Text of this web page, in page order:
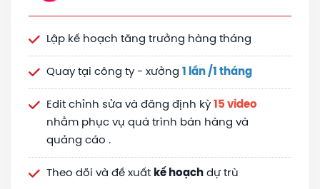
Lập kế hoạch tăng trưởng hàng tháng
Quay tại công ty - xưởng 1 lần /1 tháng
Edit chỉnh sửa và đăng định kỳ 15 video
nhằm phục vụ quá trình bán hàng và
quảng cáo .
Theo dõi và đề xuất kế hoạch dự trù